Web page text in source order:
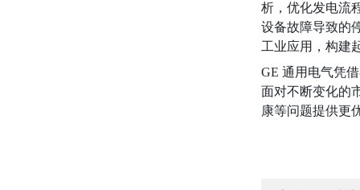
析，优化发电流
设备故障导致的
工业应用，构建
GE 通用电气凭
面对不断变化的
康等问题提供更